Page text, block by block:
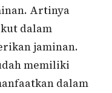
Artinya
dalam
jaminan.
memiliki
dalam